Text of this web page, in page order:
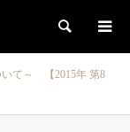
検索
て～ 【2015年 第8